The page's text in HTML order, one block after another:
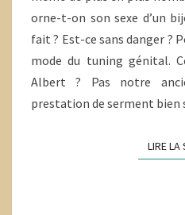
orne-t-on son sexe d’un
fait ? Est-ce sans danger ?
mode du tuning génital.
Albert ? Pas notre
prestation de serment bien
LIRE LA